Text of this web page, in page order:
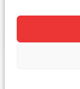
Technologie